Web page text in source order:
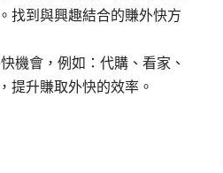
找到與興趣結合的賺外快方
機會，例如：代購、看家、
提升賺取外快的效率。